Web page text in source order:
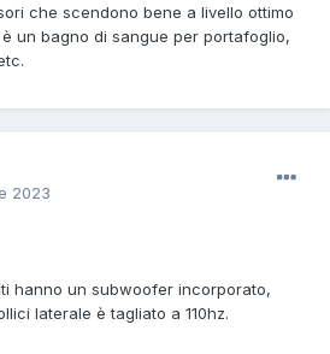
che scendono bene a livello ottimo
un bagno di sangue per portafoglio,
2023
hanno un subwoofer incorporato,
laterale è tagliato a 110hz.